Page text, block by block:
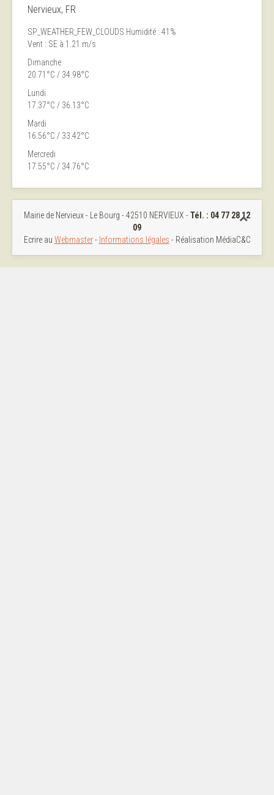
Nervieux, FR
SP_WEATHER_FEW_CLOUDS Humidité : 41%
Vent : SE à 1.21 m/s
Dimanche
20.71°C / 34.98°C
Lundi
17.37°C / 36.13°C
Mardi
16.56°C / 33.42°C
Mercredi
17.55°C / 34.76°C
Mairie de Nervieux - Le Bourg - 42510 NERVIEUX -Tél. : 04 77 28 12
09
Ecrire au Webmaster- Informations légales - Réalisation MédiaC&C